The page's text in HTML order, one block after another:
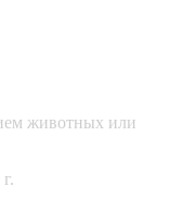
животных или